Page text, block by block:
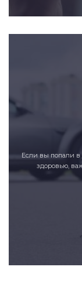
Если вы попали
здоровью,